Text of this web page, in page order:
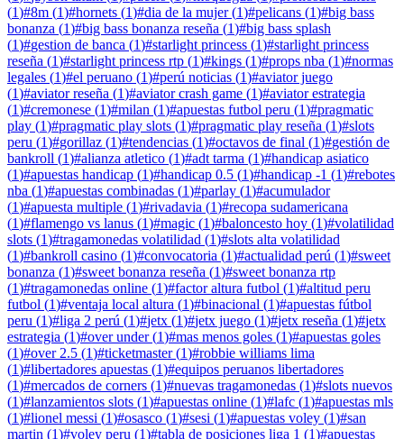
(1)#8m (1)#hornets (1)#dia de la mujer(1)#pelicans (1)#big bass
bonanza (1)#big bass bonanza reseña (1)#big bass splash
(1)#gestion de banca (1)#starlight princess (1)#starlight princess
reseña (1)#starlight princess rtp (1)#kings (1)#props nba (1)#normas
legales (1)#el peruano (1)#perú noticias (1)#aviator juego
(1)#aviator reseña (1)#aviator crash game (1)#aviator estrategia
(1)#cremonese (1)#milan (1)#apuestas futbol peru (1)#pragmatic
play (1)#pragmatic play slots (1)#pragmatic play reseña (1)#slots
peru (1)#gorillaz (1)#tendencias (1)#octavos de final (1)#gestión de
bankroll (1)#alianza atletico (1)#adt tarma (1)#handicap asiatico
(1)#apuestas handicap (1)#handicap 0.5 (1)#handicap -1 (1)#rebotes
nba (1)#apuestas combinadas (1)#parlay (1)#acumulador
(1)#apuesta multiple (1)#rivadavia (1)#recopa sudamericana
(1)#flamengo vs lanus (1)#magic (1)#baloncesto hoy (1)#volatilidad
slots (1)#tragamonedas volatilidad (1)#slots alta volatilidad
(1)#bankroll casino (1)#convocatoria (1)#actualidad perú (1)#sweet
bonanza (1)#sweet bonanza reseña (1)#sweet bonanza rtp
(1)#tragamonedas online (1)#factor altura futbol (1)#altitud peru
futbol (1)#ventaja local altura (1)#binacional (1)#apuestas fútbol
peru (1)#liga 2 perú (1)#jetx (1)#jetx juego (1)#jetx reseña (1)#jetx
estrategia (1)#over under(1)#mas menos goles (1)#apuestas goles
(1)#over 2.5 (1)#ticketmaster(1)#robbie williams lima
(1)#libertadores apuestas (1)#equipos peruanos libertadores
(1)#mercados de corners (1)#nuevas tragamonedas (1)#slots nuevos
(1)#lanzamientos slots (1)#apuestas online (1)#lafc (1)#apuestas mls
(1)#lionel messi (1)#osasco (1)#sesi (1)#apuestas voley (1)#san
martin (1)#voley peru (1)#tabla de posiciones liga 1 (1)#apuestas